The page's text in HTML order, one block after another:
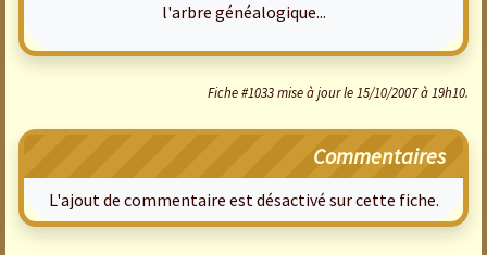
l'arbre généalogique...
Fiche #1033 mise à jour le 15/10/2007 à 19h10.
Commentaires
L'ajout de commentaire est désactivé sur cette fiche.